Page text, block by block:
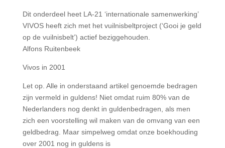
Dit onderdeel heet LA-21 ‘internationale samenwerking’
VIVOS heeft zich met het vuilnisbeltproject (‘Gooi je geld
op de vuilnisbelt’) actief beziggehouden.
Alfons Ruitenbeek
Vivos in 2001
Let op. Alle in onderstaand artikel genoemde bedragen
zijn vermeld in guldens! Niet omdat ruim 80% van de
Nederlanders nog denkt in guldenbedragen, als men
zich een voorstelling wil maken van de omvang van een
geldbedrag. Maar simpelweg omdat onze boekhouding
over 2001 nog in guldens is